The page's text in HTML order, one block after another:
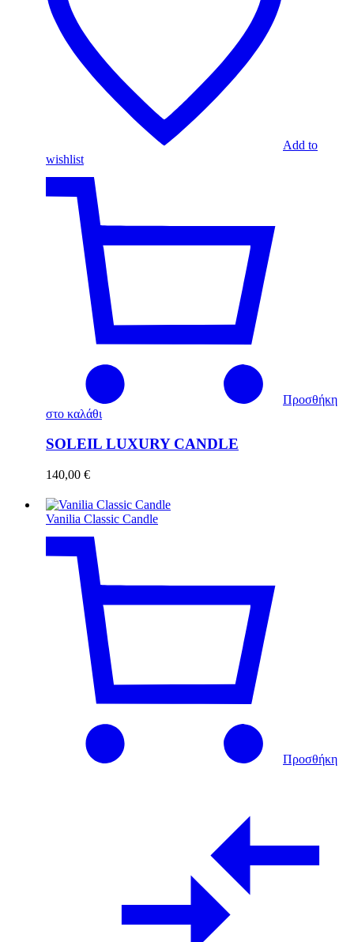
Add to
wishlist
Προσθήκη
στο καλάθι
SOLEIL LUXURY CANDLE
140,00 €
Vanilia Classic Candle
Προσθήκη